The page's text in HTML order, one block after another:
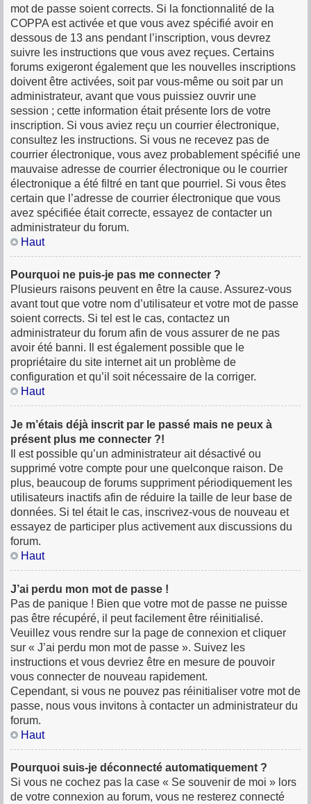
mot de passe soient corrects. Si la fonctionnalité de la
COPPA est activée et que vous avez spécifié avoir en
dessous de 13 ans pendant l’inscription, vous devrez
suivre les instructions que vous avez reçues. Certains
forums exigeront également que les nouvelles inscriptions
doivent être activées, soit par vous-même ou soit par un
administrateur, avant que vous puissiez ouvrir une
session ; cette information était présente lors de votre
inscription. Si vous aviez reçu un courrier électronique,
consultez les instructions. Si vous ne recevez pas de
courrier électronique, vous avez probablement spécifié une
mauvaise adresse de courrier électronique ou le courrier
électronique a été filtré en tant que pourriel. Si vous êtes
certain que l’adresse de courrier électronique que vous
avez spécifiée était correcte, essayez de contacter un
administrateur du forum.
Haut
Pourquoi ne puis-je pas me connecter ?
Plusieurs raisons peuvent en être la cause. Assurez-vous
avant tout que votre nom d’utilisateur et votre mot de passe
soient corrects. Si tel est le cas, contactez un
administrateur du forum afin de vous assurer de ne pas
avoir été banni. Il est également possible que le
propriétaire du site internet ait un problème de
configuration et qu’il soit nécessaire de la corriger.
Haut
Je m’étais déjà inscrit par le passé mais ne peux à
présent plus me connecter ?!
Il est possible qu’un administrateur ait désactivé ou
supprimé votre compte pour une quelconque raison. De
plus, beaucoup de forums suppriment périodiquement les
utilisateurs inactifs afin de réduire la taille de leur base de
données. Si tel était le cas, inscrivez-vous de nouveau et
essayez de participer plus activement aux discussions du
forum.
Haut
J’ai perdu mon mot de passe !
Pas de panique ! Bien que votre mot de passe ne puisse
pas être récupéré, il peut facilement être réinitialisé.
Veuillez vous rendre sur la page de connexion et cliquer
sur « J’ai perdu mon mot de passe ». Suivez les
instructions et vous devriez être en mesure de pouvoir
vous connecter de nouveau rapidement.
Cependant, si vous ne pouvez pas réinitialiser votre mot de
passe, nous vous invitons à contacter un administrateur du
forum.
Haut
Pourquoi suis-je déconnecté automatiquement ?
Si vous ne cochez pas la case « Se souvenir de moi » lors
de votre connexion au forum, vous ne resterez connecté